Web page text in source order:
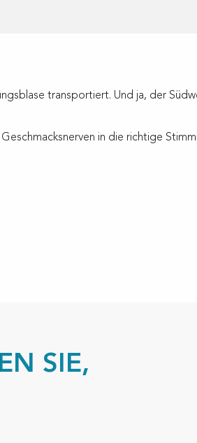
transportiert. Und ja, der
in die richtige
SIE,